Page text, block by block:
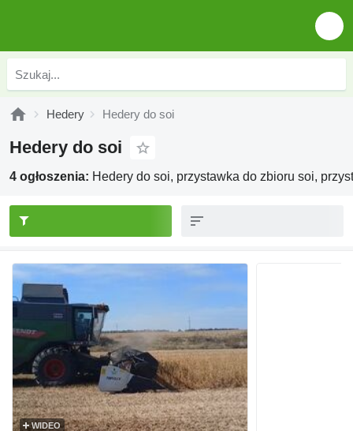
Hedery Hedery do soi
Hedery do soi
4 ogłoszenia: Hedery do soi, przystawka do zbioru soi,
WIDEO